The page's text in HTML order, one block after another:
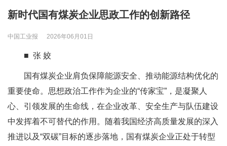
新时代国有煤炭企业思政工作的创新路径
中国工业报 2026年06月01日
■ 张 姣
国有煤炭企业肩负保障能源安全、推动能源结构优化的
重要使命。思想政治工作作为企业的“传家宝”，是凝聚人
心、引领发展的生命线，在企业改革、安全生产与队伍建设
中发挥着不可替代的作用。随着我国经济高质量发展的深入
推进以及“双碳”目标的逐步落地，国有煤炭企业正处于转型